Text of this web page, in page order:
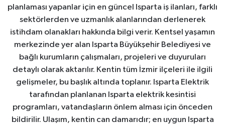
planlaması yapanlar için en güncel Isparta iş ilanları, farklı
sektörlerden ve uzmanlık alanlarından derlenerek
istihdam olanakları hakkında bilgi verir. Kentsel yaşamın
merkezinde yer alan Isparta Büyükşehir Belediyesi ve
bağlı kurumların çalışmaları, projeleri ve duyuruları
detaylı olarak aktarılır. Kentin tüm İzmir ilçeleri ile ilgili
gelişmeler, bu başlık altında toplanır. Isparta Elektrik
tarafından planlanan Isparta elektrik kesintisi
programları, vatandaşların önlem alması için önceden
bildirilir. Ulaşım, kentin can damarıdır; en uygun Isparta